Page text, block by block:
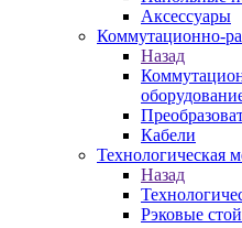
Аксессуары
Коммутационно-
Назад
Кабели
Технологическая
Назад
Рэковые